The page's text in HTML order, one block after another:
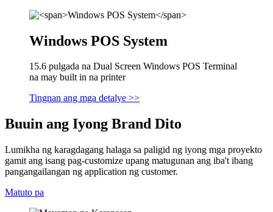
Windows POS System
15.6 pulgada na Dual Screen Windows POS Terminal
na may built in na printer
Tingnan ang mga detalye >>
Buuin ang Iyong Brand Dito
Lumikha ng karagdagang halaga sa paligid ng iyong mga proyekto
gamit ang isang pag-customize upang matugunan ang iba't ibang
pangangailangan ng application ng customer.
Matuto pa